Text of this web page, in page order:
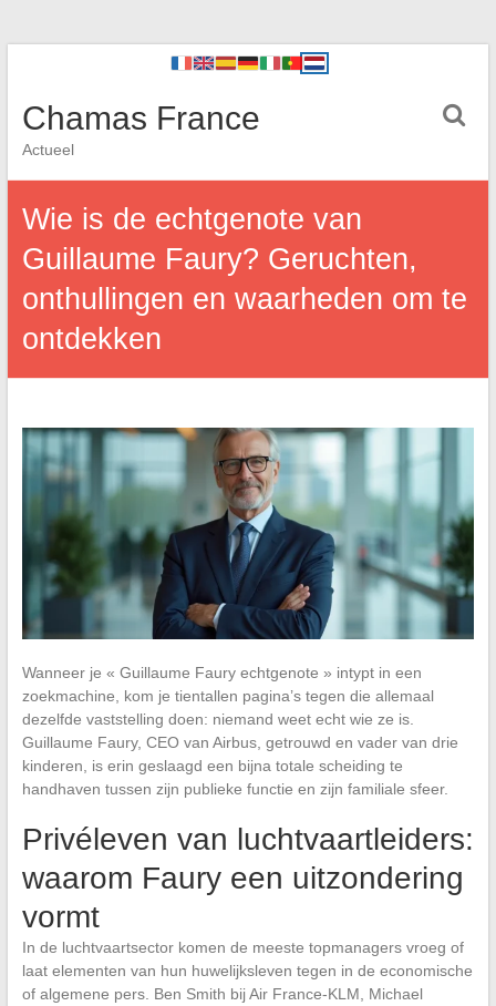
Chamas France
Actueel
Wie is de echtgenote van
Guillaume Faury? Geruchten,
onthullingen en waarheden om te
ontdekken
Wanneer je « Guillaume Faury echtgenote » intypt in een
zoekmachine, kom je tientallen pagina’s tegen die allemaal
dezelfde vaststelling doen: niemand weet echt wie ze is.
Guillaume Faury, CEO van Airbus, getrouwd en vader van drie
kinderen, is erin geslaagd een bijna totale scheiding te
handhaven tussen zijn publieke functie en zijn familiale sfeer.
Privéleven van luchtvaartleiders:
waarom Faury een uitzondering
vormt
In de luchtvaartsector komen de meeste topmanagers vroeg of
laat elementen van hun huwelijksleven tegen in de economische
of algemene pers. Ben Smith bij Air France-KLM, Michael